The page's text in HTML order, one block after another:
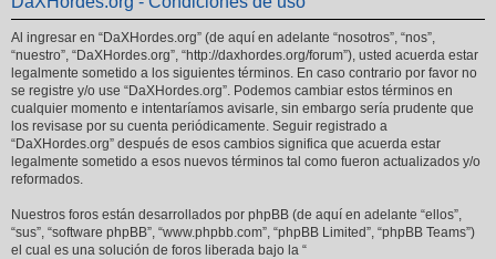
Al ingresar en “DaXHordes.org” (de aquí en adelante “nosotros”, “nos”,
“nuestro”, “DaXHordes.org”, “http://daxhordes.org/forum”), usted acuerda estar
legalmente sometido a los siguientes términos. En caso contrario por favor no
se registre y/o use “DaXHordes.org”. Podemos cambiar estos términos en
cualquier momento e intentaríamos avisarle, sin embargo sería prudente que
los revisase por su cuenta periódicamente. Seguir registrado a
“DaXHordes.org” después de esos cambios significa que acuerda estar
legalmente sometido a esos nuevos términos tal como fueron actualizados y/o
reformados.
Nuestros foros están desarrollados por phpBB (de aquí en adelante “ellos”,
“sus”, “software phpBB”, “www.phpbb.com”, “phpBB Limited”, “phpBB Teams”)
el cual es una solución de foros liberada bajo la “